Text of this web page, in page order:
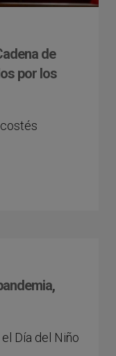
de
por los
Día del Niño